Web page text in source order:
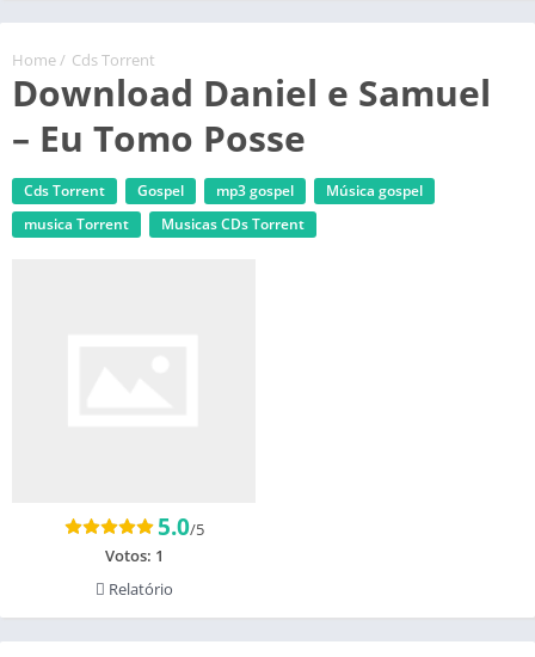
Home / Cds Torrent
Download Daniel e Samuel
– Eu Tomo Posse
Cds Torrent Gospel mp3 gospel
Música gospel
musica Torrent
‎Musicas CDs Torrent
5.0/5
Votos: 1
Relatório